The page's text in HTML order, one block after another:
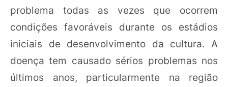
problema todas as vezes que ocorrem
condições favoráveis durante os estádios
iniciais de desenvolvimento da cultura. A
doença tem causado sérios problemas nos
últimos anos, particularmente na região